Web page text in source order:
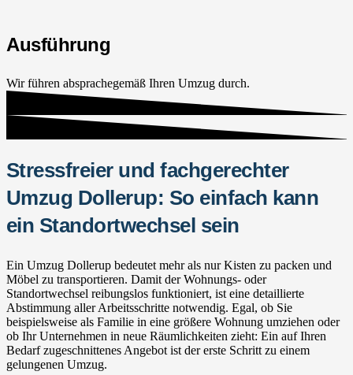
Ausführung
Wir führen absprachegemäß Ihren Umzug durch.
Stressfreier und fachgerechter
Umzug Dollerup: So einfach kann
ein Standortwechsel sein
Ein Umzug Dollerup bedeutet mehr als nur Kisten zu packen und
Möbel zu transportieren. Damit der Wohnungs- oder
Standortwechsel reibungslos funktioniert, ist eine detaillierte
Abstimmung aller Arbeitsschritte notwendig. Egal, ob Sie
beispielsweise als Familie in eine größere Wohnung umziehen oder
ob Ihr Unternehmen in neue Räumlichkeiten zieht: Ein auf Ihren
Bedarf zugeschnittenes Angebot ist der erste Schritt zu einem
gelungenen Umzug.